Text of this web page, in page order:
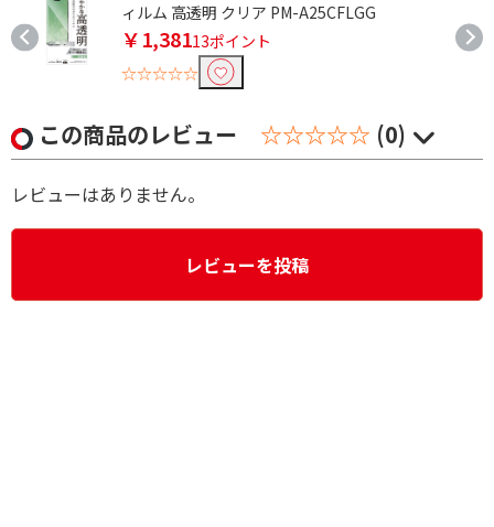
ィルム 高透明 クリア PM-A25CFLGG
￥1,38113ポイント
☆☆☆☆☆
この商品のレビュー ☆☆☆☆☆ (0)
レビューはありません。
レビューを投稿